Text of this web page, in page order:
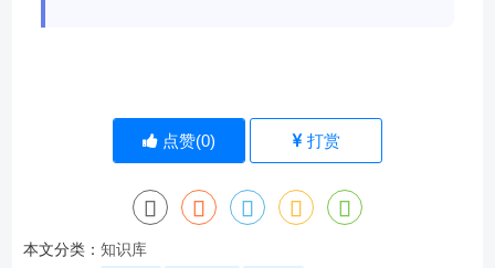
点赞(0) 打赏
本文分类： 知识库